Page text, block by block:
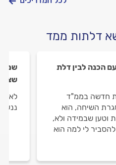
דלתות ממד
הכנה לבין דלת
חדשה בממ"ד
השיחה, הוא
וטען שבמידה ולא,
לי למה הוא